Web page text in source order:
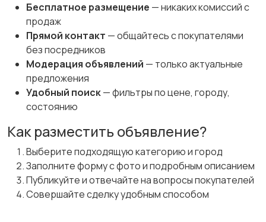
Бесплатное размещение — никаких комиссий с
продаж
Прямой контакт — общайтесь с покупателями
без посредников
Модерация объявлений — только актуальные
предложения
Удобный поиск— фильтры по цене, городу,
состоянию
Как разместить объявление?
Выберите подходящую категорию и город
Заполните форму с фото и подробным описанием
Публикуйте и отвечайте на вопросы покупателей
Совершайте сделку удобным способом